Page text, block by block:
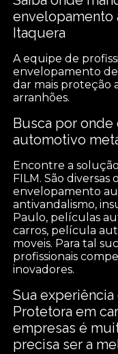
Itaquera
A equipe de
envelopamento de
dar mais proteção
arranhões.
Busca por
automotivo
Encontre a
FILM. São
envelopamento
antivandalismo,
Paulo, películas
carros, película
moveis. Para tal
profissionais
inovadores.
Sua
Protetora em
empresas é
precisa ser a